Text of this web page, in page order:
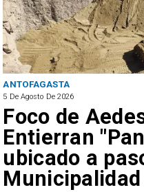
ANTOFAGASTA
5 De Agosto De 2026
Foco de
Entierran
ubicado a